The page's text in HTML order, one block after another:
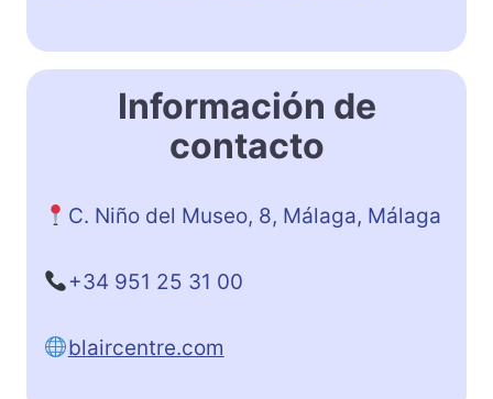
Información de
contacto
C. Niño del Museo, 8, Málaga, Málaga
+34 951 25 31 00
blaircentre.com